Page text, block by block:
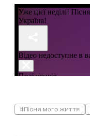
#Пісня мого життя